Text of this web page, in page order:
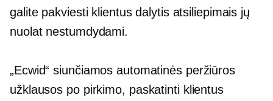
galite pakviesti klientus dalytis atsiliepimais jų
nuolat nestumdydami.
„Ecwid“ siunčiamos automatinės peržiūros
užklausos po pirkimo, paskatinti klientus